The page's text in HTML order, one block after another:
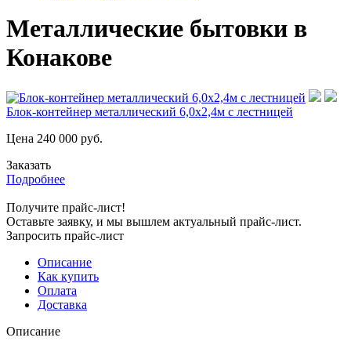
Металлические бытовки в
Конакове
Блок-контейнер металлический 6,0х2,4м с лестницей
Цена 240 000 руб.
Заказать
Подробнее
Получите прайс-лист!
Оставьте заявку, и мы вышлем актуальный прайс-лист.
Запросить прайс-лист
Описание
Как купить
Оплата
Доставка
Описание